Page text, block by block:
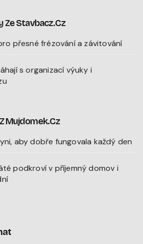
Ze Stavbacz.cz
přesné frézování a závitování
s organizací výuky i
Mujdomek.cz
aby dobře fungovala každý den
podkroví v příjemný domov i